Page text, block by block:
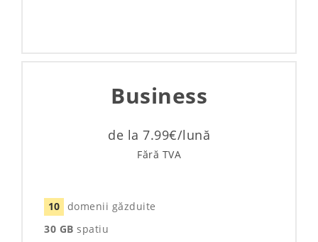
Business
de la 7.99€/lună
Fără TVA
10 domenii găzduite
30 GB spatiu